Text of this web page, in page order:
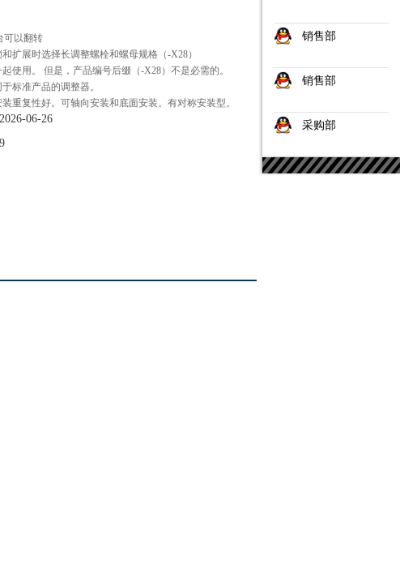
可以翻转
扩展时选择长调整螺栓和螺母规格（-X28）
使用。 但是，产品编号后缀（-X28）不是必需的。
标准产品的调整器。
重复性好。可轴向安装和底面安装。有对称安装型。
06-26
销售部
销售部
采购部